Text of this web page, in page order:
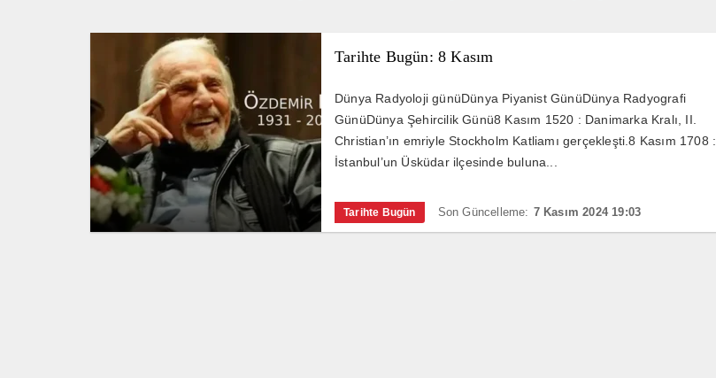
Tarihte Bugün: 8 Kasım
Dünya Radyoloji günüDünya Piyanist GünüDünya Radyografi
GünüDünya Şehircilik Günü8 Kasım 1520 : Danimarka Kralı, II.
Christian’ın emriyle Stockholm Katliamı gerçekleşti.8 Kasım 1708 :
İstanbul’un Üsküdar ilçesinde buluna...
Tarihte Bugün Son Güncelleme: 7 Kasım 2024 19:03